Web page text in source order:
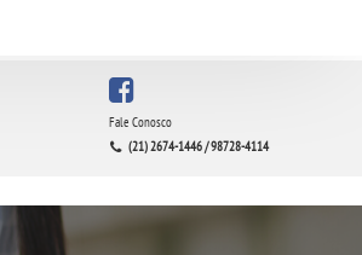
Fale Conosco
(21) 2674-1446 / 98728-4114